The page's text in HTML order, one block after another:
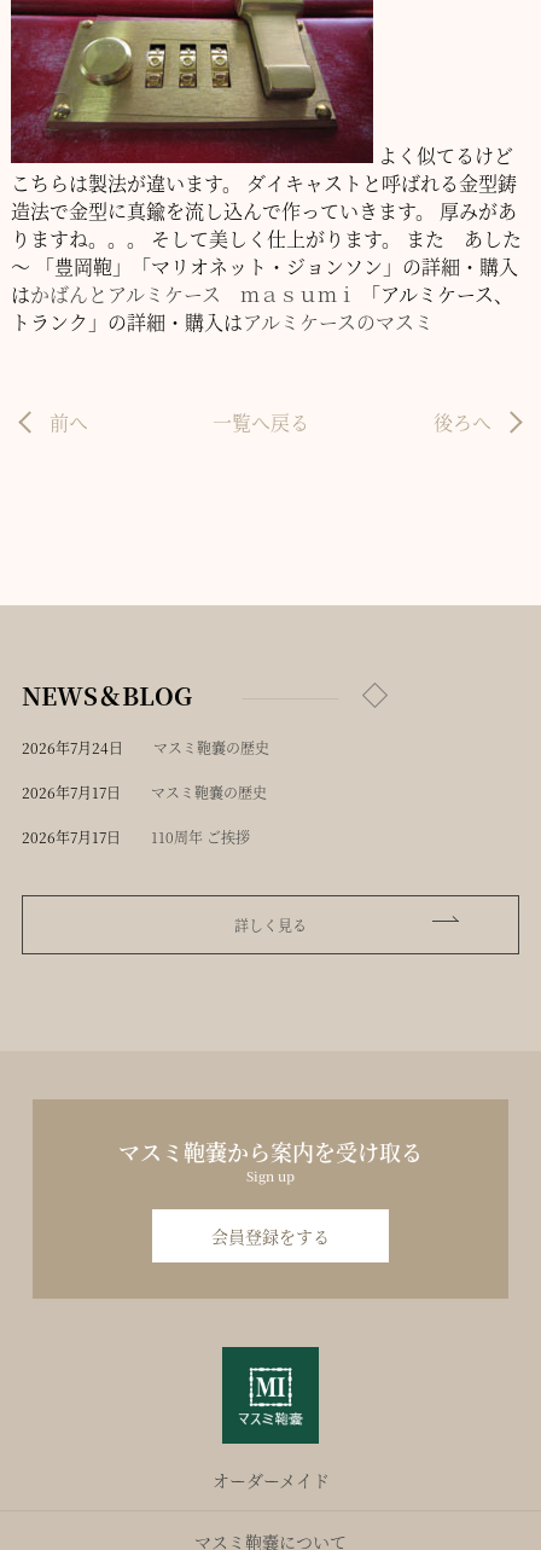
よく似てるけど
こちらは製法が違います。
ダイキャストと呼ばれる金型鋳
造法で金型に真鍮を流し込んで作っていきます。
厚みがあ
りますね。。。
そして美しく仕上がります。
また あした
～ 「豊岡鞄」「マリオネット・ジョンソン」の詳細・購入
はかばんとアルミケース ｍａｓｕｍｉ
「アルミケース、
トランク」の詳細・購入はアルミケースのマスミ
前へ 一覧へ戻る 後ろへ
NEWS＆BLOG
2026年7月24日 マスミ鞄嚢の歴史
2026年7月17日 マスミ鞄嚢の歴史
2026年7月17日 110周年 ご挨拶
詳しく見る
マスミ鞄嚢から案内を受け取る
Sign up
会員登録をする
オーダーメイド
マスミ鞄嚢について